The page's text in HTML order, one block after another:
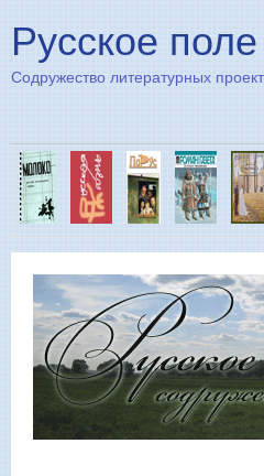
Русское поле
Содружество литературных